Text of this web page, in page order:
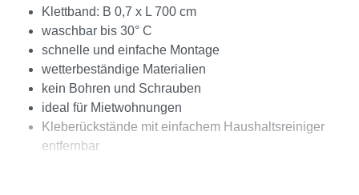
Klettband: B 0,7 x L 700 cm
waschbar bis 30° C
schnelle und einfache Montage
wetterbeständige Materialien
kein Bohren und Schrauben
ideal für Mietwohnungen
Kleberückstände mit einfachem Haushaltsreiniger
entfernbar